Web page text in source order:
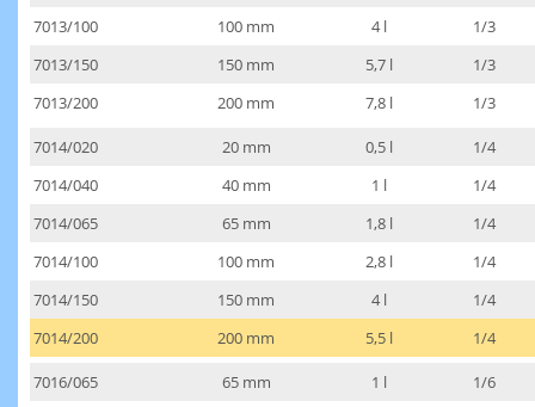
7013/100
100 mm 4 l
1/3
7013/150
150 mm 5,7 l
1/3
7013/200
200 mm 7,8 l 1/3
7014/020 20 mm 0,5 l
1/4
7014/040
40 mm 1 l
1/4
7014/065
65 mm 1,8 l
1/4
7014/100
100 mm 2,8 l
1/4
7014/150
150 mm 4 l
1/4
7014/200
200 mm 5,5 l 1/4
7016/065 65 mm 1 l
1/6